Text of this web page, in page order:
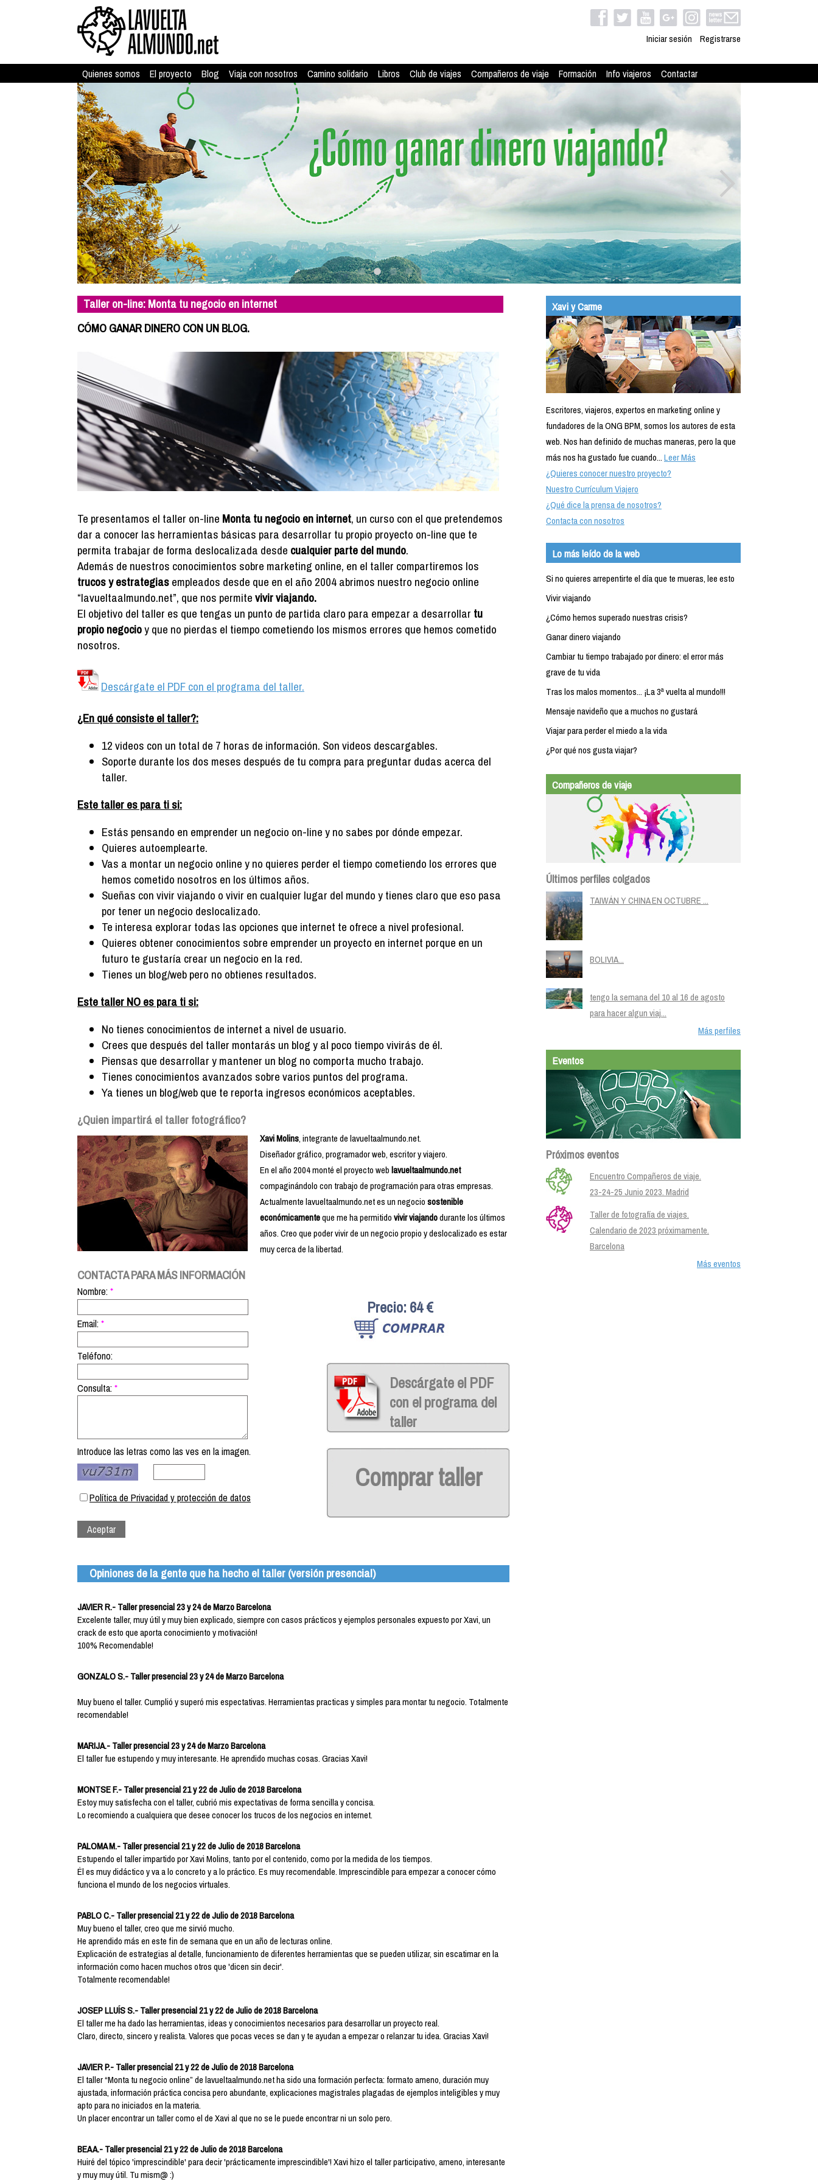
Iniciar sesión Registrarse
Quienes somos El proyecto Blog Viaja con nosotros Camino solidario Libros Club de viajes Compañeros de viaje Formación Info viajeros Contactar
Taller on-line: Monta tu negocio en internet
CÓMO GANAR DINERO CON UN BLOG.
Te presentamos el taller on-line Monta tu negocio en internet, un curso con el que pretendemos
dar a conocer las herramientas básicas para desarrollar tu propio proyecto on-line que te
permita trabajar de forma deslocalizada desde cualquier parte del mundo.
Además de nuestros conocimientos sobre marketing online, en el taller compartiremos los
trucos y estrategiasempleados desde que en el año 2004 abrimos nuestro negocio online
“lavueltaalmundo.net”, que nos permitevivir viajando.
El objetivo del taller es que tengas un punto de partida claro para empezar a desarrollar tu
propio negocioy que no pierdas el tiempo cometiendo los mismos errores que hemos cometido
nosotros.
Descárgate el PDF con el programa del taller.
¿En qué consiste el taller?:
12 videos con un total de 7 horas de información. Son videos descargables.
Soporte durante los dos meses después de tu compra para preguntar dudas acerca del
taller.
Este taller es para ti si:
Estás pensando en emprender un negocio on-line y no sabes por dónde empezar.
Quieres autoemplearte.
Vas a montar un negocio online y no quieres perder el tiempo cometiendo los errores que
hemos cometido nosotros en los últimos años.
Sueñas con vivir viajando o vivir en cualquier lugar del mundo y tienes claro que eso pasa
por tener un negocio deslocalizado.
Te interesa explorar todas las opciones que internet te ofrece a nivel profesional.
Quieres obtener conocimientos sobre emprender un proyecto en internet porque en un
futuro te gustaría crear un negocio en la red.
Tienes un blog/web pero no obtienes resultados.
Este taller NO es para ti si:
No tienes conocimientos de internet a nivel de usuario.
Crees que después del taller montarás un blog y al poco tiempo vivirás de él.
Piensas que desarrollar y mantener un blog no comporta mucho trabajo.
Tienes conocimientos avanzados sobre varios puntos del programa.
Ya tienes un blog/web que te reporta ingresos económicos aceptables.
¿Quien impartirá el taller fotográfico?
Xavi Molins, integrante de lavueltaalmundo.net.
Diseñador gráfico, programador web, escritor y viajero.
En el año 2004 monté el proyecto weblavueltaalmundo.net
compaginándolo con trabajo de programación para otras empresas.
Actualmente lavueltaalmundo.net es un negociosostenible
económicamenteque me ha permitidovivir viajandodurante los últimos
años. Creo que poder vivir de un negocio propio y deslocalizado es estar
muy cerca de la libertad.
CONTACTA PARA MÁS INFORMACIÓN
Nombre:*
Email:*
Teléfono:
Consulta:*
Introduce las letras como las ves en la imagen.
Política de Privacidad y protección de datos
Precio: 64 €
Descárgate el PDF
con el programa del
taller
Comprar taller
Opiniones de la gente que ha hecho el taller (versión presencial)
JAVIER R.- Taller presencial 23 y 24 de Marzo Barcelona
Excelente taller, muy útil y muy bien explicado, siempre con casos prácticos y ejemplos personales expuesto por Xavi, un
crack de esto que aporta conocimiento y motivación!
100% Recomendable!
GONZALO S.- Taller presencial 23 y 24 de Marzo Barcelona
Muy bueno el taller. Cumplió y superó mis espectativas. Herramientas practicas y simples para montar tu negocio. Totalmente
recomendable!
MARIJA.- Taller presencial 23 y 24 de Marzo Barcelona
El taller fue estupendo y muy interesante. He aprendido muchas cosas. Gracias Xavi!
MONTSE F.- Taller presencial 21 y 22 de Julio de 2018 Barcelona
Estoy muy satisfecha con el taller, cubrió mis expectativas de forma sencilla y concisa.
Lo recomiendo a cualquiera que desee conocer los trucos de los negocios en internet.
PALOMA M.- Taller presencial 21 y 22 de Julio de 2018 Barcelona
Estupendo el taller impartido por Xavi Molins, tanto por el contenido, como por la medida de los tiempos.
Él es muy didáctico y va a lo concreto y a lo práctico. Es muy recomendable. Imprescindible para empezar a conocer cómo
funciona el mundo de los negocios virtuales.
PABLO C.- Taller presencial 21 y 22 de Julio de 2018 Barcelona
Muy bueno el taller, creo que me sirvió mucho.
He aprendido más en este fin de semana que en un año de lecturas online.
Explicación de estrategias al detalle, funcionamiento de diferentes herramientas que se pueden utilizar, sin escatimar en la
información como hacen muchos otros que 'dicen sin decir'.
Totalmente recomendable!
JOSEP LLUÍS S.- Taller presencial 21 y 22 de Julio de 2018 Barcelona
El taller me ha dado las herramientas, ideas y conocimientos necesarios para desarrollar un proyecto real.
Claro, directo, sincero y realista. Valores que pocas veces se dan y te ayudan a empezar o relanzar tu idea. Gracias Xavi!
JAVIER P.- Taller presencial 21 y 22 de Julio de 2018 Barcelona
El taller “Monta tu negocio online” de lavueltaalmundo.net ha sido una formación perfecta: formato ameno, duración muy
ajustada, información práctica concisa pero abundante, explicaciones magistrales plagadas de ejemplos inteligibles y muy
apto para no iniciados en la materia.
Un placer encontrar un taller como el de Xavi al que no se le puede encontrar ni un solo pero.
BEA A.- Taller presencial 21 y 22 de Julio de 2018 Barcelona
Huiré del tópico 'imprescindible' para decir 'prácticamente imprescindible'! Xavi hizo el taller participativo, ameno, interesante
y muy muy útil. Tu mism@ :)
Xavi y Carme
Escritores, viajeros, expertos en marketing online y
fundadores de la ONG BPM, somos los autores de esta
web. Nos han definido de muchas maneras, pero la que
más nos ha gustado fue cuando...Leer Más
¿Quieres conocer nuestro proyecto?
Nuestro Currículum Viajero
¿Qué dice la prensa de nosotros?
Contacta con nosotros
Lo más leído de la web
Si no quieres arrepentirte el día que te mueras, lee esto
Vivir viajando
¿Cómo hemos superado nuestras crisis?
Ganar dinero viajando
Cambiar tu tiempo trabajado por dinero: el error más
grave de tu vida
Tras los malos momentos... ¡La 3ª vuelta al mundo!!!
Mensaje navideño que a muchos no gustará
Viajar para perder el miedo a la vida
¿Por qué nos gusta viajar?
Compañeros de viaje
Últimos perfiles colgados
TAIWÁN Y CHINA EN OCTUBRE ...
BOLIVIA...
tengo la semana del 10 al 16 de agosto
para hacer algun viaj...
Más perfiles
Eventos
Próximos eventos
Encuentro Compañeros de viaje.
23-24-25 Junio 2023. Madrid
Taller de fotografía de viajes.
Calendario de 2023 próximamente.
Barcelona
Más eventos